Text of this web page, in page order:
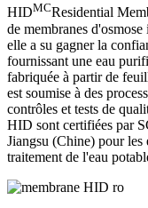
HIDMCResidential
de membranes
elle a su gagner la
fournissant une eau
fabriquée à partir de
est soumise à des
contrôles et tests de
HID sont certifiées par
Jiangsu (Chine) pour les
traitement de l'eau